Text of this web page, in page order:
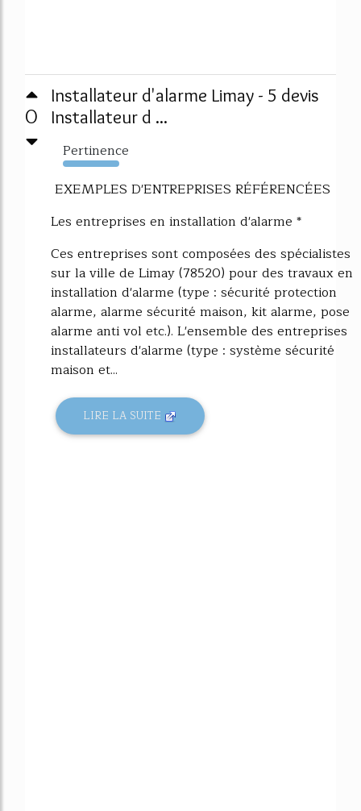
0
Installateur d'alarme Limay - 5 devis
Installateur d ...
Pertinence
10727%
EXEMPLES D'ENTREPRISES RÉFÉRENCÉES
Les entreprises en installation d'alarme *
Ces entreprises sont composées des spécialistes
sur la ville de Limay (78520) pour des travaux en
installation d'alarme (type : sécurité protection
alarme, alarme sécurité maison, kit alarme, pose
alarme anti vol etc.). L'ensemble des entreprises
installateurs d'alarme (type : système sécurité
maison et...
LIRE LA SUITE